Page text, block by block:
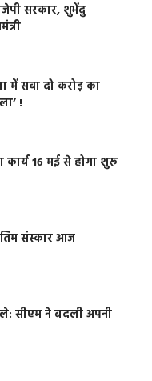
सरकार, शुभेंदु
में सवा दो करोड़ का
!
16 मई से होगा शुरू
संस्कार आज
सीएम ने बदली अपनी